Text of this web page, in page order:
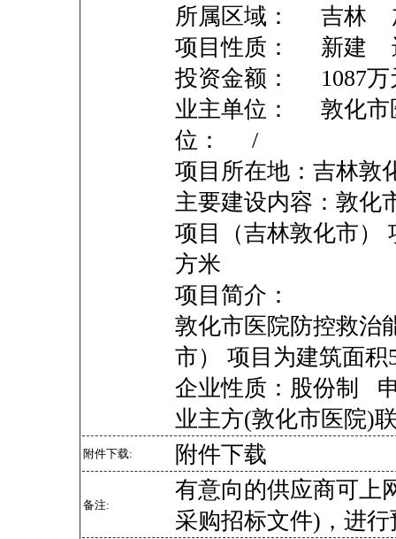
所属区域： 吉林
项目性质： 新建
投资金额： 1087
业主单位： 敦化
位： /
项目所在地：吉林敦
主要建设内容：敦化
项目（吉林敦化市）
方米
项目简介：
敦化市医院防控救治
市） 项目为建筑面积
企业性质：股份制
业主方(敦化市医院
附件下载: 附件下载
备注:
有意向的供应商可上
采购招标文件)，进